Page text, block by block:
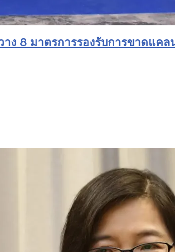
ง 8 มาตรการรองรับการขาดแ